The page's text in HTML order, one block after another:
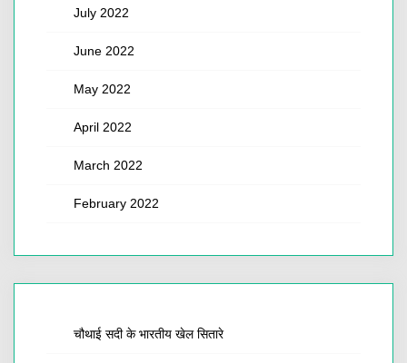
July 2022
June 2022
May 2022
April 2022
March 2022
February 2022
चौथाई सदी के भारतीय खेल सितारे